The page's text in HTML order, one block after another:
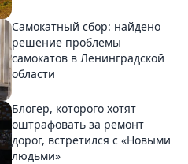
Самокатный сбор: найдено
решение проблемы
самокатов в Ленинградской
области
Блогер, которого хотят
оштрафовать за ремонт
дорог, встретился с «Новыми
людьми»